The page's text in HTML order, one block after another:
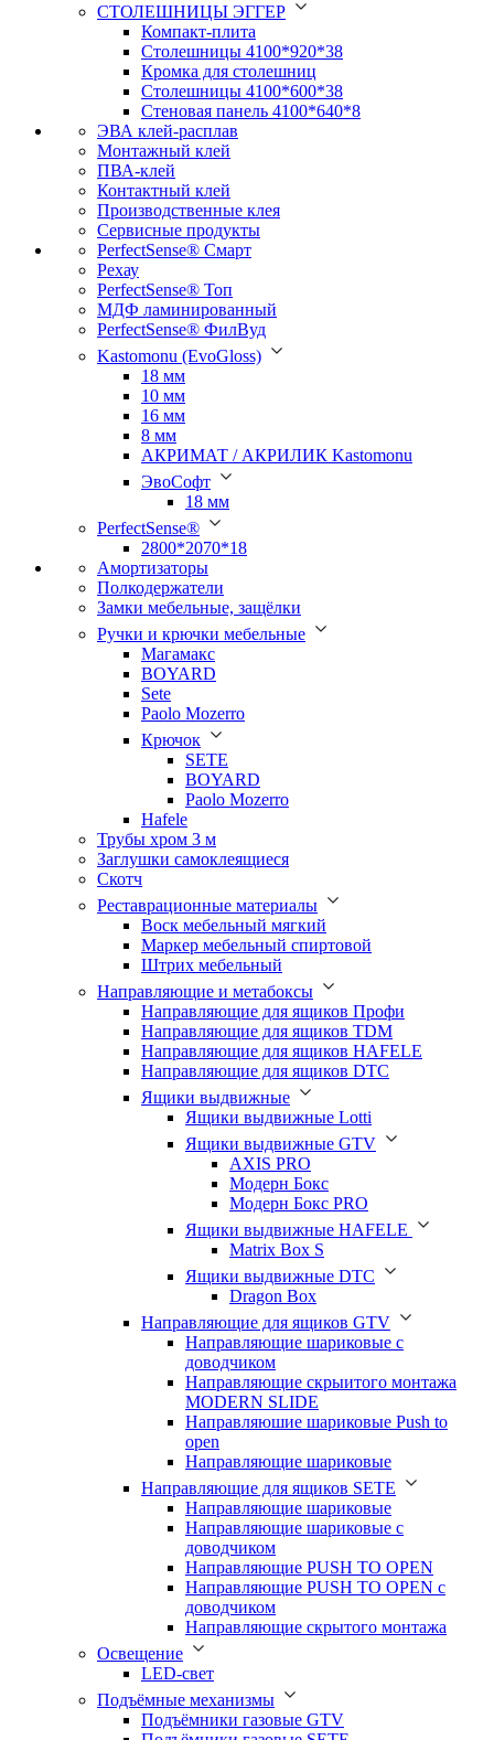
СТОЛЕШНИЦЫ ЭГГЕР
Компакт-плита
Столешницы 4100*920*38
Кромка для столешниц
Столешницы 4100*600*38
Стеновая панель 4100*640*8
ЭВА клей-расплав
Монтажный клей
ПВА-клей
Контактный клей
Производственные клея
Сервисные продукты
PerfectSense® Смарт
Рехау
PerfectSense® Топ
МДФ ламинированный
PerfectSense® ФилВуд
Kastomonu (EvoGloss)
18 мм
10 мм
16 мм
8 мм
АКРИМАТ / АКРИЛИК Kastomonu
ЭвоСофт
18 мм
PerfectSense®
2800*2070*18
Амортизаторы
Полкодержатели
Замки мебельные, защёлки
Ручки и крючки мебельные
Магамакс
BOYARD
Sete
Paolo Mozerro
Крючок
SETE
BOYARD
Paolo Mozerro
Hafele
Трубы хром 3 м
Заглушки самоклеящиеся
Скотч
Реставрационные материалы
Воск мебельный мягкий
Маркер мебельный спиртовой
Штрих мебельный
Направляющие и метабоксы
Направляющие для ящиков Профи
Направляющие для ящиков TDM
Направляющие для ящиков HAFELE
Направляющие для ящиков DTC
Ящики выдвижные
Ящики выдвижные Lotti
Ящики выдвижные GTV
AXIS PRO
Модерн Бокс
Модерн Бокс PRO
Ящики выдвижные HAFELE
Matrix Box S
Ящики выдвижные DTC
Dragon Box
Направляющие для ящиков GTV
Направляющие шариковые с
доводчиком
Направляющие скрыитого монтажа
MODERN SLIDE
Направляюшие шариковые Push to
open
Направляющие шариковые
Направляющие для ящиков SETE
Направляющие шариковые
Направляющие шариковые с
доводчиком
Направляющие PUSH TO OPEN
Направляющие PUSH TO OPEN с
доводчиком
Направляющие скрытого монтажа
Освещение
LED-свет
Подъёмные механизмы
Подъёмники газовые GTV